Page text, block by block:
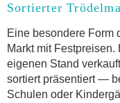
Sortierter
Eine besondere Form
Markt mit
eigenen Stand
sortiert präsentiert —
Schulen oder